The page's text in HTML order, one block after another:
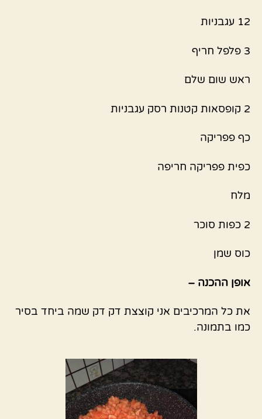
12 עגבניות
3 פלפל חריף
ראש שום שלם
2 קופסאות קטנות רסק עגבניות
כף פפריקה
כפית פפריקה חריפה
מלח
2 כפות סוכר
כוס שמן
אופן ההכנה –
את כל המרכיבים אני קוצצת דק דק שמה ביחד בסיר
כמו בתמונה.